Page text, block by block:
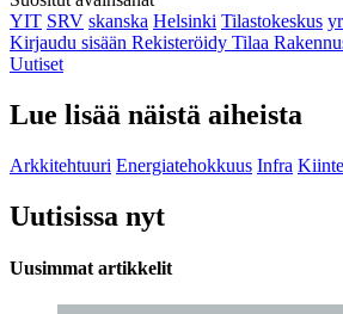
YIT SRV skanska Helsinki Tilastokeskus
Kirjaudu sisään Rekisteröidy Tilaa
Uutiset
Lue lisää näistä aiheista
Arkkitehtuuri Energiatehokkuus Infra
Uutisissa nyt
Uusimmat artikkelit